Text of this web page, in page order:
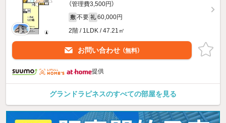
（管理費3,500円）
敷 不要 礼 60,000円
2階 / 1LDK / 47.21㎡
お問い合わせ （無料）
提供
グランドラピネスのすべての部屋を見る